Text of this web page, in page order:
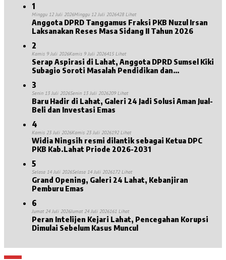
1
Minggu 12 Juli 2026Minggu 12 Juli 2026428 Lihat
Anggota DPRD Tanggamus Fraksi PKB Nuzul Irsan
Laksanakan Reses Masa Sidang II Tahun 2026
2
Kamis 9 Juli 2026Kamis 9 Juli 2026415 Lihat
Serap Aspirasi di Lahat, Anggota DPRD Sumsel Kiki
Subagio Soroti Masalah Pendidikan dan
3
Senin 13 Juli 2026Senin 13 Juli 2026209 Lihat
Baru Hadir di Lahat, Galeri 24 Jadi Solusi Aman Jual-
Beli dan Investasi Emas
4
Kamis 23 Juli 2026Kamis 23 Juli 2026192 Lihat
Widia Ningsih resmi dilantik sebagai Ketua DPC
PKB Kab.Lahat Priode 2026-2031
5
Selasa 14 Juli 2026Selasa 14 Juli 2026172 Lihat
Grand Opening, Galeri 24 Lahat, Kebanjiran
Pemburu Emas
6
Jumat 24 Juli 2026Jumat 24 Juli 2026161 Lihat
Peran Intelijen Kejari Lahat, Pencegahan Korupsi
Dimulai Sebelum Kasus Muncul